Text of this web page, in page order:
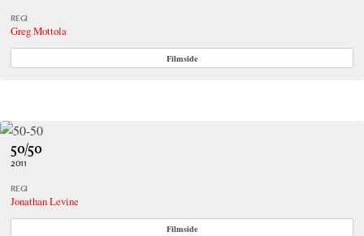
REGI
Greg Mottola
Filmside
50/50
2011
REGI
Jonathan Levine
Filmside